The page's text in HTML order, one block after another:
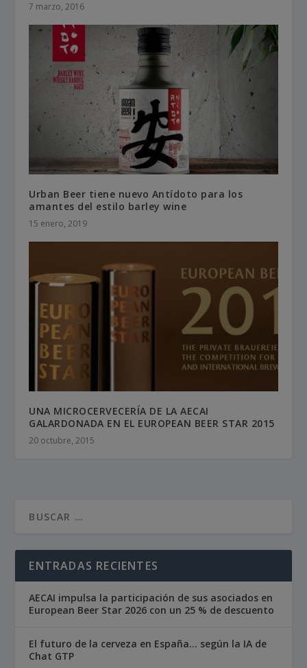
7 marzo, 2016
Urban Beer tiene nuevo Antídoto para los
amantes del estilo barley wine
15 enero, 2019
UNA MICROCERVECERÍA DE LA AECAI
GALARDONADA EN EL EUROPEAN BEER STAR 2015
20 octubre, 2015
ENTRADAS RECIENTES
AECAI impulsa la participación de sus asociados en
European Beer Star 2026 con un 25 % de descuento
El futuro de la cerveza en España… según la IA de
Chat GTP